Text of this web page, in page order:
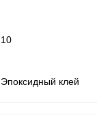
10
Эпоксидный клей